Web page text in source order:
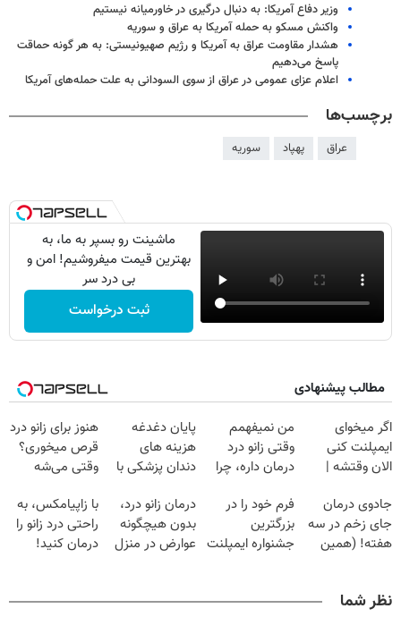
وزیر دفاع آمریکا: به دنبال درگیری در خاورمیانه نیستیم
واکنش مسکو به حمله آمریکا به عراق و سوریه
هشدار مقاومت عراق به آمریکا و رژیم صهیونیستی: به هر گونه حماقت
پاسخ می‌دهیم
اعلام عزای عمومی در عراق از سوی السودانی به علت حمله‌های آمریکا
برچسب‌ها
عراق پهپاد سوریه
ماشینت رو بسپر به ما، به
بهترین قیمت میفروشیم! امن و
بی درد سر
ثبت درخواست
مطالب پیشنهادی
اگر میخوای
ایمپلنت کنی
الان وقتشه |
میلیون تومان!!!
من نمیفهمم
وقتی زانو درد
درمان داره، چرا
تحمل میکنی؟❗
پایان دغدغه
هزینه های
دندان پزشکی با
خانگی
هنوز برای زانو درد
قرص میخوری؟
وقتی می‌شه
درمانش کرد؟؟؟؟
جادوی درمان
جای زخم در سه
هفته! (همین
فرم خود را در
بزرگترین
جشنواره ایمپلنت
درمان زانو درد،
بدون هیچگونه
عوارض در منزل
با زاپیامکس، به
راحتی درد زانو را
درمان کنید!
نظر شما